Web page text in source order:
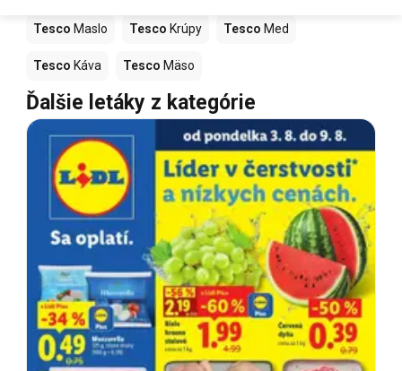
Tesco Maslo Tesco Krúpy Tesco Med
Tesco Káva Tesco Mäso
Ďalšie letáky z kategórie